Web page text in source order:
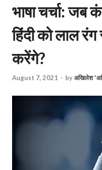
भाषा चर्चा: जब
हिंदी को लाल
करेंगे?
August 7, 2021 - byअखिलेश